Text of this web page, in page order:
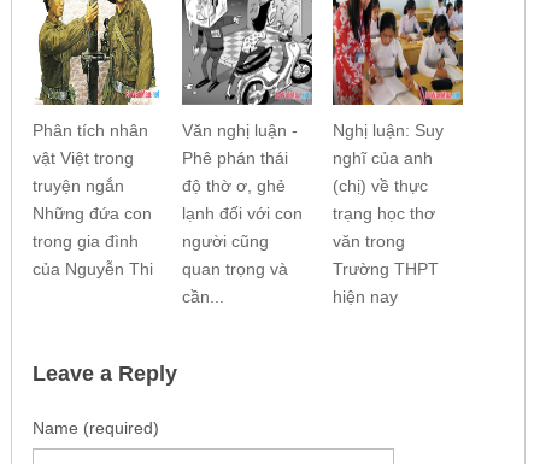
Phân tích nhân
vật Việt trong
truyện ngắn
Những đứa con
trong gia đình
của Nguyễn Thi
Văn nghị luận -
Phê phán thái
độ thờ ơ, ghẻ
lạnh đối với con
người cũng
quan trọng và
cần...
Nghị luận: Suy
nghĩ của anh
(chị) về thực
trạng học thơ
văn trong
Trường THPT
hiện nay
Leave a Reply
Name (required)